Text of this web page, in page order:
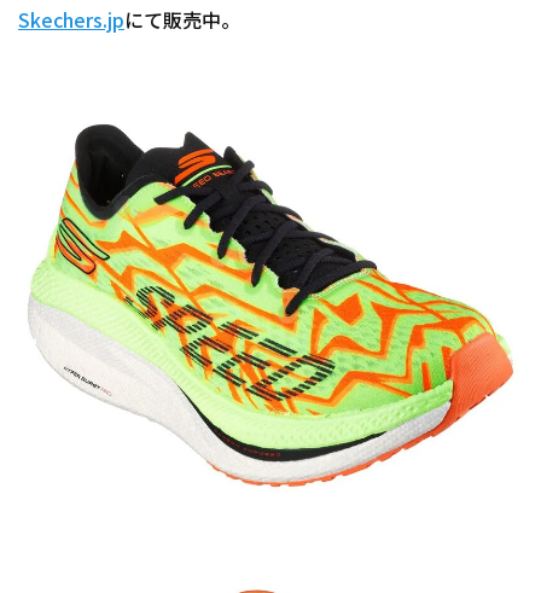
Skechers.jpにて販売中。